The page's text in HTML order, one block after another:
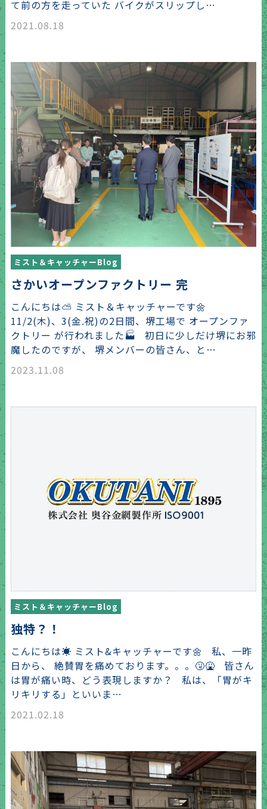
て前の方を走っていた バイクがスリップし…
2021.08.18
ミスト＆キャッチャーBlog
さかいオープンファクトリー 完
こんにちは⛅ ミスト＆キャッチャーです🌼
11/2(木)、3(金.祝)の2日間、堺工場で オープンファ
クトリー が行われました🏭 初日に少しだけ堺にお邪
魔したのですが、 堺メンバーの皆さん、と…
2023.11.08
ミスト＆キャッチャーBlog
独特？！
こんにちは☀️ ミスト&キャッチャーです🌼 私、一昨
日から、 絶賛胃を痛めております。。。🤧🤮 皆さん
は胃が痛い時、どう表現しますか？ 私は、「胃がキ
リキリする」といいま…
2021.02.18